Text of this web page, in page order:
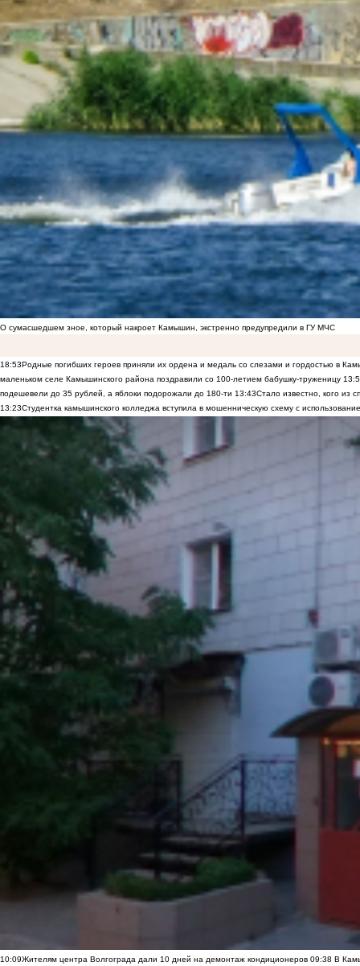
О сумасшедшем зное, который накроет Камышин, экстренно предупредили в ГУ МЧС
18:53Родные погибших героев приняли их ордена и медаль со слезами и гордостью в
маленьком селе Камышинского района поздравили со 100-летием бабушку-труженицу
подешевели до 35 рублей, а яблоки подорожали до 180-ти 13:43Стало известно, кого из
13:23Студентка камышинского колледжа вступила в мошенническую схему с
10:09Жителям центра Волгограда дали 10 дней на демонтаж кондиционеров 09:38 В